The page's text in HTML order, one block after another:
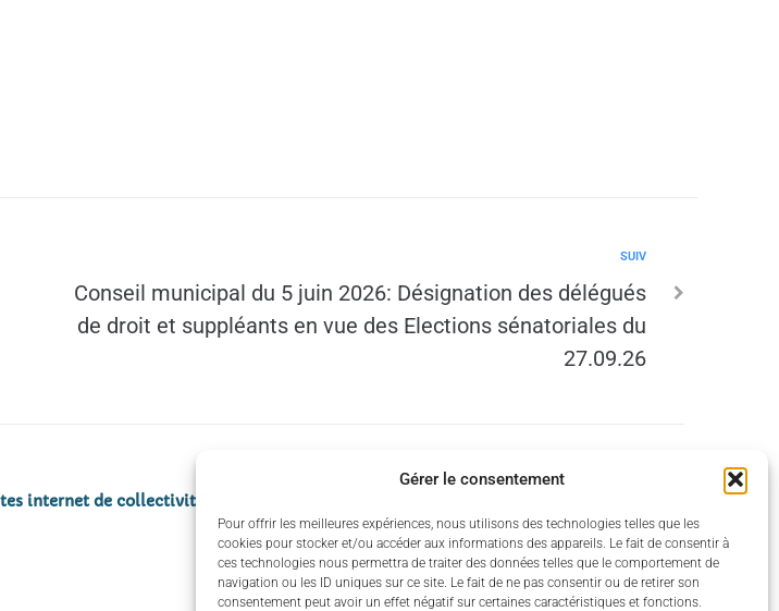
Gérer le consentement
Pour offrir les meilleures expériences, nous utilisons des technologies telles que les
cookies pour stocker et/ou accéder aux informations des appareils. Le fait de consentir à
ces technologies nous permettra de traiter des données telles que le comportement de
navigation ou les ID uniques sur ce site. Le fait de ne pas consentir ou de retirer son
consentement peut avoir un effet négatif sur certaines caractéristiques et fonctions.
SUIV
Conseil municipal du 5 juin 2026: Désignation des délégués
de droit et suppléants en vue des Elections sénatoriales du
27.09.26
internet de collectivités & GRC/GRU)